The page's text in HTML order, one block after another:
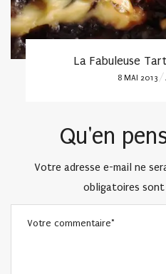
La Fabuleuse
POSTED
8 MAI 2013
Qu'en
Votre adresse e-mail ne
obligatoires sont